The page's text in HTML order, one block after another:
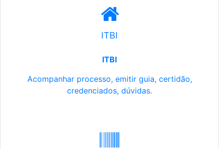
ITBI
ITBI
Acompanhar processo, emitir guia, certidão,
credenciados, dúvidas.